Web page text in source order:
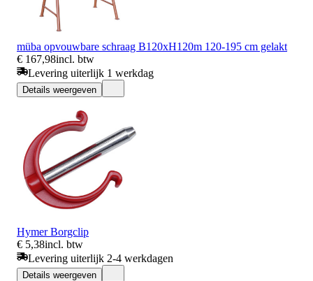
müba opvouwbare schraag B120xH120m 120-195 cm gelakt
€ 167,98incl. btw
Levering uiterlijk 1 werkdag
Details weergeven
Hymer Borgclip
€ 5,38incl. btw
Levering uiterlijk 2-4 werkdagen
Details weergeven